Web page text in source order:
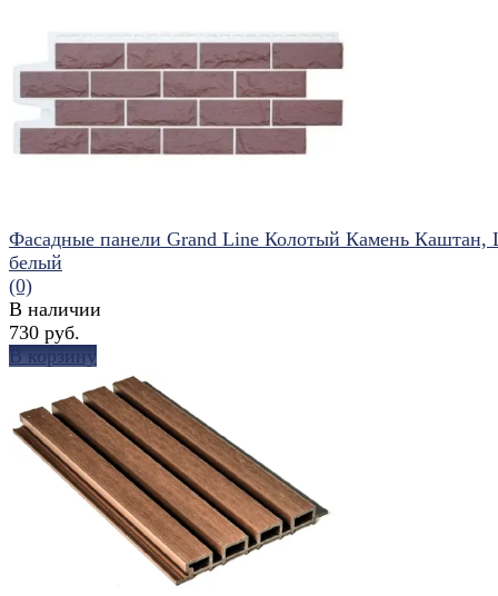
избранное сравнить
Фасадные панели Grand Line Колотый Камень
белый
(0)
В наличии
730 руб.
В корзину